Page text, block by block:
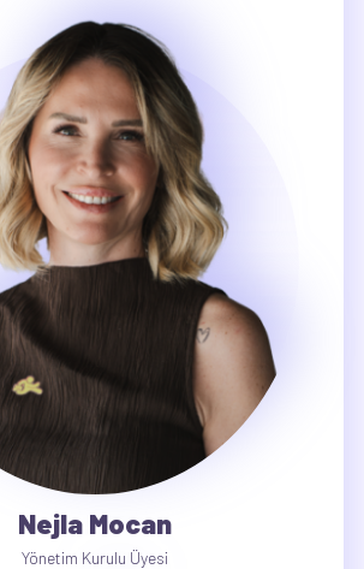
Nejla Mocan
Yönetim Kurulu Üyesi